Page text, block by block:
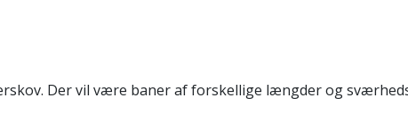
Der vil være baner af forskellige længder og